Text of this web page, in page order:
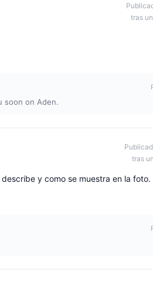
tras
soon on Aden.
tras
y como se muestra en la foto.